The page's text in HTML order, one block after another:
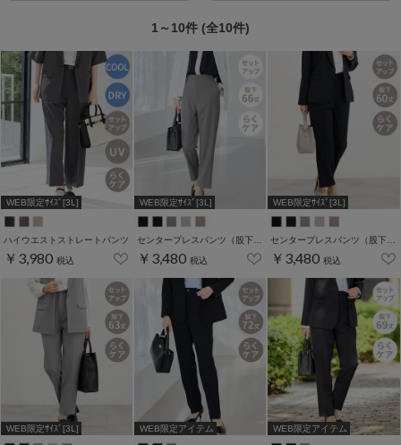
1～10件 (全10件)
WEB限定ｻｲｽﾞ[3L]
ハイウエストストレートパンツ
￥3,980 税込
WEB限定ｻｲｽﾞ[3L]
￥3,480 税込
WEB限定ｻｲｽﾞ[3L]
￥3,480 税込
WEB限定ｻｲｽﾞ[3L] WEB限定アイテム WEB限定アイテム